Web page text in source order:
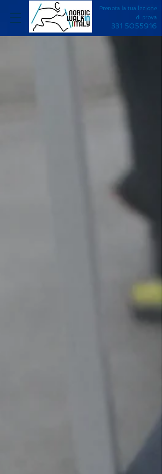
Prenota la tua lezione
di prova
331 5055916